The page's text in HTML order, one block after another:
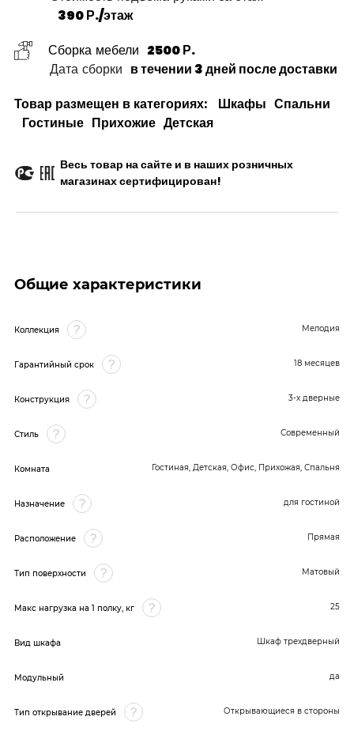
390 Р./этаж
Сборка мебели 2500 Р.
Дата сборки в течении 3 дней после доставки
Товар размещен в категориях:
Шкафы Спальни
Гостиные Прихожие Детская
Весь товар на сайте и в наших розничных
магазинах сертифицирован!
Общие характеристики
Коллекция Мелодия
Гарантийный срок 18 месяцев
Конструкция 3-х дверные
Стиль Современный
Комната Гостиная, Детская, Офис, Прихожая, Спальня
Назначение для гостиной
Расположение Прямая
Тип поверхности Матовый
Макс нагрузка на 1 полку, кг 25
Вид шкафа Шкаф трехдверный
Модульный да
Тип открывание дверей Открывающиеся в стороны